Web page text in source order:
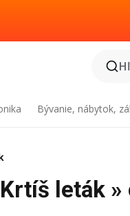
Bývanie, nábytok,
leták